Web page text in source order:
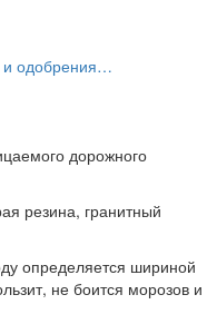
и одобрения…
дорожного
резина, гранитный
определяется шириной
не боится морозов и